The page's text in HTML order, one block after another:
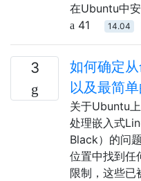
在Ubuntu中安
41
14.04
3
如何确定
以及最简
关于Ubuntu
处理嵌入式
Black）的问
位置中找到任
限制，这些已